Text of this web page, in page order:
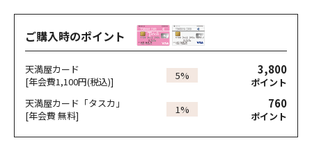
ご購入時のポイント
天満屋カード
[年会費1,100円(税込)]
5% 3,800
ポイント
天満屋カード「タスカ」
[年会費 無料]
1% 760
ポイント